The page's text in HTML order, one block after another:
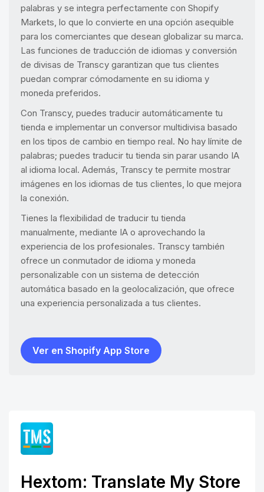
palabras y se integra perfectamente con Shopify
Markets, lo que lo convierte en una opción asequible
para los comerciantes que desean globalizar su marca.
Las funciones de traducción de idiomas y conversión
de divisas de Transcy garantizan que tus clientes
puedan comprar cómodamente en su idioma y
moneda preferidos.
Con Transcy, puedes traducir automáticamente tu
tienda e implementar un conversor multidivisa basado
en los tipos de cambio en tiempo real. No hay límite de
palabras; puedes traducir tu tienda sin parar usando IA
al idioma local. Además, Transcy te permite mostrar
imágenes en los idiomas de tus clientes, lo que mejora
la conexión.
Tienes la flexibilidad de traducir tu tienda
manualmente, mediante IA o aprovechando la
experiencia de los profesionales. Transcy también
ofrece un conmutador de idioma y moneda
personalizable con un sistema de detección
automática basado en la geolocalización, que ofrece
una experiencia personalizada a tus clientes.
Ver en Shopify App Store
Hextom: Translate My Store